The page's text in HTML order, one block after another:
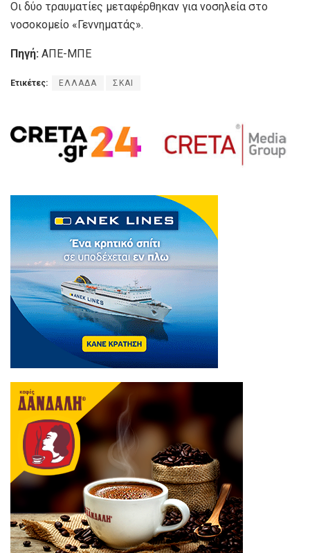
Οι δύο τραυματίες μεταφέρθηκαν για νοσηλεία στο
νοσοκομείο «Γεννηματάς».
Πηγή: ΑΠΕ-ΜΠΕ
Ετικέτες: ΕΛΛΑΔΑ ΣΚΑΙ